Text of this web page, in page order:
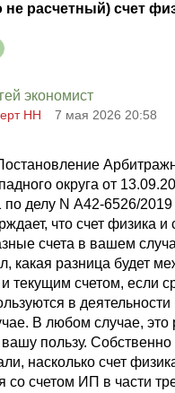
не расчетный) счет
экономист
НН 7 мая 2026 20:58
округа от
по делу N А42-6526/
что счет физика и
счета в вашем
какая разница будет
текущим счетом, если
в
В любом случае,
вашу пользу.
насколько счет
со счетом ИП в части